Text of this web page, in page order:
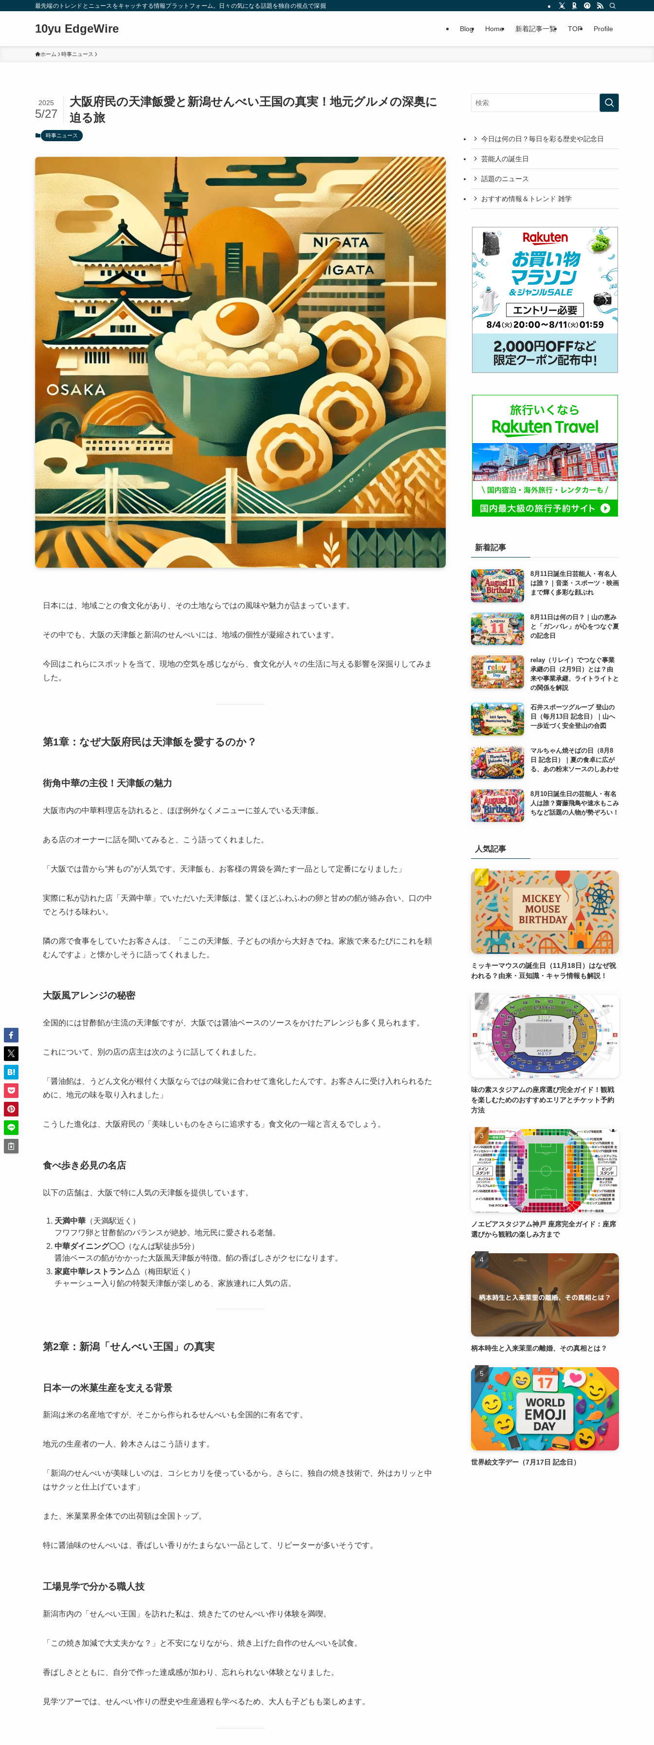
最先端のトレンドとニュースをキャッチする情報プラットフォーム。日々の気になる話題を独自の視点で深掘りしたコンテンツをお届けします。
10yu EdgeWire Blog Home 新着記事一覧 TOP Profile
ホーム 時事ニュース
大阪府民の天津飯愛と新潟せんべい王国の真実！地元グルメの深奥に
迫る旅
2025
5/27
時事ニュース
日本には、地域ごとの食文化があり、その土地ならではの風味や魅力が詰まっています。
その中でも、大阪の天津飯と新潟のせんべいには、地域の個性が凝縮されています。
今回はこれらにスポットを当て、現地の空気を感じながら、食文化が人々の生活に与える影響を深掘りしてみま
した。
第1章：なぜ大阪府民は天津飯を愛するのか？
街角中華の主役！天津飯の魅力
大阪市内の中華料理店を訪れると、ほぼ例外なくメニューに並んでいる天津飯。
ある店のオーナーに話を聞いてみると、こう語ってくれました。
「大阪では昔から“丼もの”が人気です。天津飯も、お客様の胃袋を満たす一品として定番になりました」
実際に私が訪れた店「天満中華」でいただいた天津飯は、驚くほどふわふわの卵と甘めの餡が絡み合い、口の中
でとろける味わい。
隣の席で食事をしていたお客さんは、「ここの天津飯、子どもの頃から大好きでね。家族で来るたびにこれを頼
むんですよ」と懐かしそうに語ってくれました。
大阪風アレンジの秘密
全国的には甘酢餡が主流の天津飯ですが、大阪では醤油ベースのソースをかけたアレンジも多く見られます。
これについて、別の店の店主は次のように話してくれました。
「醤油餡は、うどん文化が根付く大阪ならではの味覚に合わせて進化したんです。お客さんに受け入れられるた
めに、地元の味を取り入れました」
こうした進化は、大阪府民の「美味しいものをさらに追求する」食文化の一端と言えるでしょう。
食べ歩き必見の名店
以下の店舗は、大阪で特に人気の天津飯を提供しています。
天満中華 （天満駅近く）
フワフワ卵と甘酢餡のバランスが絶妙。地元民に愛される老舗。
中華ダイニング〇〇 （なんば駅徒歩5分）
醤油ベースの餡がかかった大阪風天津飯が特徴。餡の香ばしさがクセになります。
家庭中華レストラン△△ （梅田駅近く）
チャーシュー入り餡の特製天津飯が楽しめる、家族連れに人気の店。
第2章：新潟「せんべい王国」の真実
日本一の米菓生産を支える背景
新潟は米の名産地ですが、そこから作られるせんべいも全国的に有名です。
地元の生産者の一人、鈴木さんはこう語ります。
「新潟のせんべいが美味しいのは、コシヒカリを使っているから。さらに、独自の焼き技術で、外はカリッと中
はサクッと仕上げています」
また、米菓業界全体での出荷額は全国トップ。
特に醤油味のせんべいは、香ばしい香りがたまらない一品として、リピーターが多いそうです。
工場見学で分かる職人技
新潟市内の「せんべい王国」を訪れた私は、焼きたてのせんべい作り体験を満喫。
「この焼き加減で大丈夫かな？」と不安になりながら、焼き上げた自作のせんべいを試食。
香ばしさとともに、自分で作った達成感が加わり、忘れられない体験となりました。
見学ツアーでは、せんべい作りの歴史や生産過程も学べるため、大人も子どもも楽しめます。
今日は何の日？毎日を彩る歴史や記念日
芸能人の誕生日
話題のニュース
おすすめ情報＆トレンド 雑学
新着記事
8月11日誕生日芸能人・有名人
は誰？｜音楽・スポーツ・映画
まで輝く多彩な顔ぶれ
8月11日は何の日？｜山の恵み
と「ガンバレ」が心をつなぐ夏
の記念日
relay（リレイ）でつなぐ事業
承継の日（2月9日）とは？由
来や事業承継、ライトライトと
の関係を解説
石井スポーツグループ 登山の
日（毎月13日 記念日）｜山へ
一歩近づく安全登山の合図
マルちゃん焼そばの日（8月8
日 記念日）｜夏の食卓に広が
る、あの粉末ソースのしあわせ
8月10日誕生日の芸能人・有名
人は誰？齋藤飛鳥や速水もこみ
ちなど話題の人物が勢ぞろい！
人気記事
ミッキーマウスの誕生日（11月18日）はなぜ祝
われる？由来・豆知識・キャラ情報も解説！
味の素スタジアムの座席選び完全ガイド！観戦
を楽しむためのおすすめエリアとチケット予約
方法
ノエビアスタジアム神戸 座席完全ガイド：座席
選びから観戦の楽しみ方まで
柄本時生と入来茉里の離婚、その真相とは？
世界絵文字デー（7月17日 記念日）